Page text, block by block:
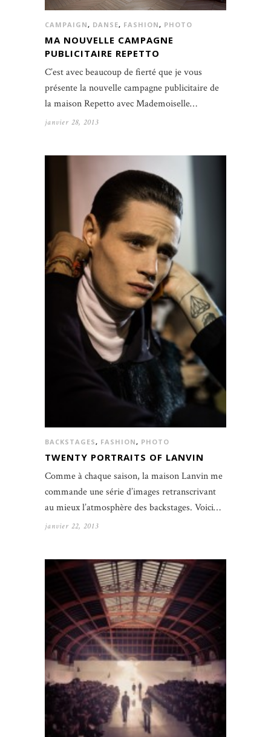
CAMPAIGN, DANSE, FASHION, PHOTO
MA NOUVELLE CAMPAGNE
PUBLICITAIRE REPETTO
C’est avec beaucoup de fierté que je vous
présente la nouvelle campagne publicitaire de
la maison Repetto avec Mademoiselle…
janvier 28, 2013
BACKSTAGES, FASHION, PHOTO
TWENTY PORTRAITS OF LANVIN
Comme à chaque saison, la maison Lanvin me
commande une série d’images retranscrivant
au mieux l’atmosphère des backstages. Voici…
janvier 22, 2013